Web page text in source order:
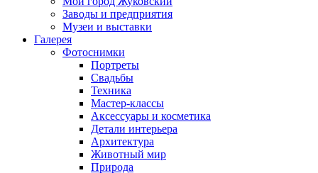
Заводы и предприятия
Музеи и выставки
Галерея
Фотоснимки
Портреты
Свадьбы
Техника
Мастер-классы
Аксессуары и косметика
Детали интерьера
Архитектура
Животный мир
Природа